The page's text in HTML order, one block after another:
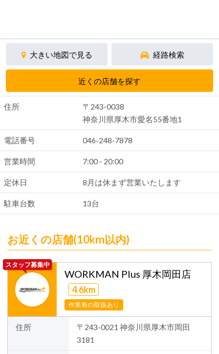
大きい地図で見る 経路検索
近くの店舗を探す
住所
〒243-0038
神奈川県厚木市愛名55番地1
電話番号 046-248-7878
営業時間 7:00 - 20:00
定休日 8月は休まず営業いたします
駐車台数 13台
お近くの店舗(10km以内)
スタッフ募集中
WORKMAN Plus 厚木岡田店
4.6km
作業着の取扱あり
住所
〒243-0021 神奈川県厚木市岡田
3181